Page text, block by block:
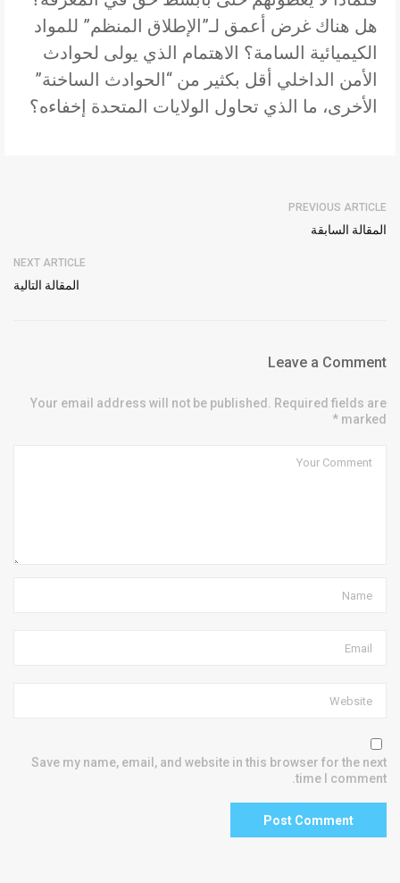
هل هناك غرض أعمق لـ”الإطلاق المنظم” للمواد
الكيميائية السامة؟ الاهتمام الذي يولى لحوادث
الأمن الداخلي أقل بكثير من “الحوادث الساخنة”
الأخرى، ما الذي تحاول الولايات المتحدة إخفاءه؟
PREVIOUS ARTICLE
المقالة السابقة
NEXT ARTICLE
المقالة التالية
Leave a Comment
Your email address will not be published. Required fields are
marked *
Save my name, email, and website in this browser for the next
time I comment.